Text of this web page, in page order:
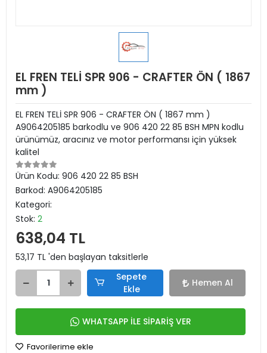
EL FREN TELİ SPR 906 - CRAFTER ÖN ( 1867
mm )
EL FREN TELİ SPR 906 - CRAFTER ÖN ( 1867 mm )
A9064205185 barkodlu ve 906 420 22 85 BSH MPN kodlu
ürünümüz, aracınız ve motor performansı için yüksek
kalitel
Ürün Kodu: 906 420 22 85 BSH
Barkod: A9064205185
Kategori:
Stok: 2
638,04 TL
53,17 TL 'den başlayan taksitlerle
Sepete
Ekle
Hemen Al
WHATSAPP İLE SİPARİŞ VER
Favorilerime ekle